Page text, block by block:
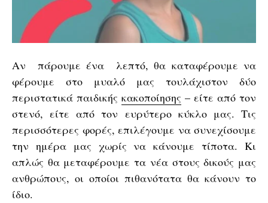
Αν πάρουμε ένα λεπτό, θα καταφέρουμε να
φέρουμε στο μυαλό μας τουλάχιστον δύο
περιστατικά παιδικής κακοποίησης – είτε από τον
στενό, είτε από τον ευρύτερο κύκλο μας. Τις
περισσότερες φορές, επιλέγουμε να συνεχίσουμε
την ημέρα μας χωρίς να κάνουμε τίποτα. Κι
απλώς θα μεταφέρουμε τα νέα στους δικούς μας
ανθρώπους, οι οποίοι πιθανότατα θα κάνουν το
ίδιο.